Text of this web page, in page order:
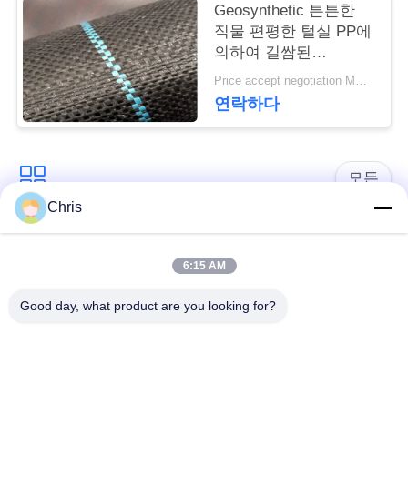
인
용
문
을
요
구
요
Geosynthetic 튼튼한
직물 편평한 털실 PP에
의하여 길쌈된
Geotextile는을 위한 잔
디를 성장합니다 막습
니다
Price accept negotiation MOQ:1000 sq.m.
연락하다
모든
비 부직물 산업용 롤러
패널
산업용 벨트
Chris
6:15 AM
Good day, what product are you looking for?